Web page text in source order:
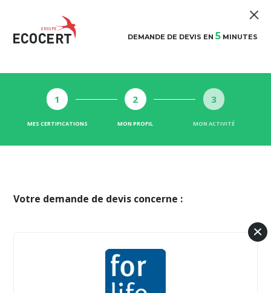
DEMANDE DE DEVIS EN5MINUTES
1
MES CERTIFICATIONS
2
MON PROFIL
3
MON ACTIVITÉ
Votre demande de devis concerne :